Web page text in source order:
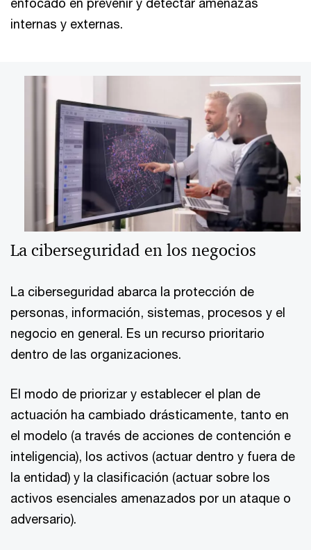
internas y externas.
La ciberseguridad en los negocios
La ciberseguridad abarca la protección de
personas, información, sistemas, procesos y el
negocio en general. Es un recurso prioritario
dentro de las organizaciones.
El modo de priorizar y establecer el plan de
actuación ha cambiado drásticamente, tanto en
el modelo (a través de acciones de contención e
inteligencia), los activos (actuar dentro y fuera de
la entidad) y la clasificación (actuar sobre los
activos esenciales amenazados por un ataque o
adversario).